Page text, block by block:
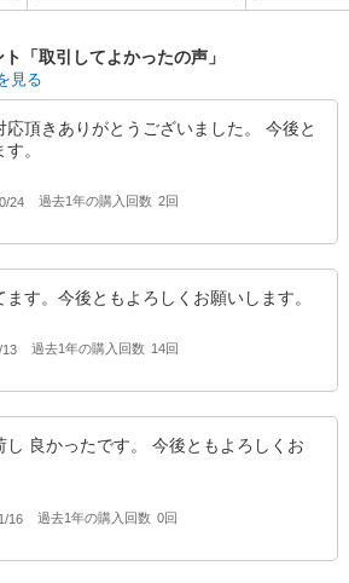
「取引してよかったの声」
見る
応頂きありがとうございました。 今後と
。
24 過去1年の購入回数 2回
す。今後ともよろしくお願いします。
13 過去1年の購入回数 14回
し 良かったです。 今後ともよろしくお
16 過去1年の購入回数 0回